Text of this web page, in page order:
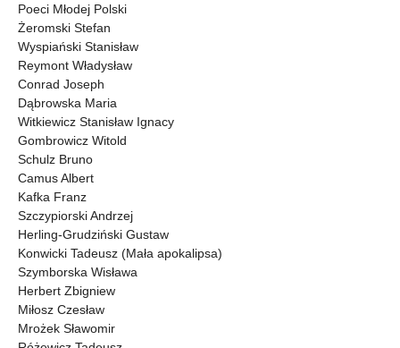
Poeci Młodej Polski
Żeromski Stefan
Wyspiański Stanisław
Reymont Władysław
Conrad Joseph
Dąbrowska Maria
Witkiewicz Stanisław Ignacy
Gombrowicz Witold
Schulz Bruno
Camus Albert
Kafka Franz
Szczypiorski Andrzej
Herling-Grudziński Gustaw
Konwicki Tadeusz (Mała apokalipsa)
Szymborska Wisława
Herbert Zbigniew
Miłosz Czesław
Mrożek Sławomir